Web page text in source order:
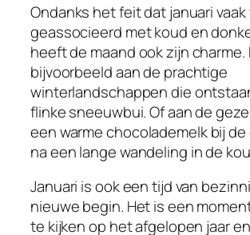
Ondanks het feit dat januari
geassocieerd met koud en
heeft de maand ook zijn charme.
bijvoorbeeld aan de prachtige
winterlandschappen die
flinke sneeuwbui. Of aan de
een warme chocolademelk bij
na een lange wandeling in de
Januari is ook een tijd van
nieuwe begin. Het is een
te kijken op het afgelopen jaar